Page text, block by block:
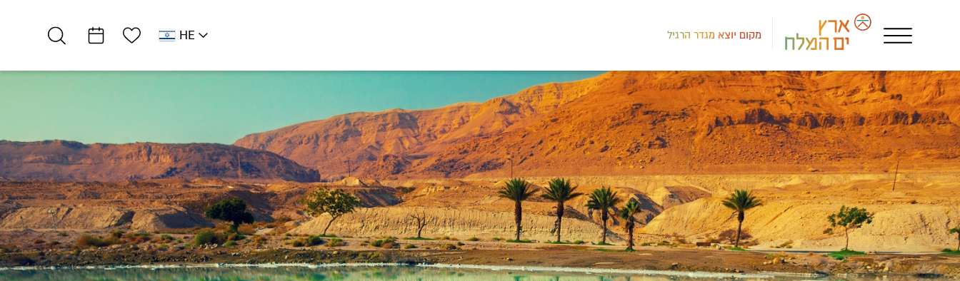
מקום יוצא מגדר הרגיל
HE
רשימת מועדפים
אטרקציות וסדנאות
מורי דרך Visitor…